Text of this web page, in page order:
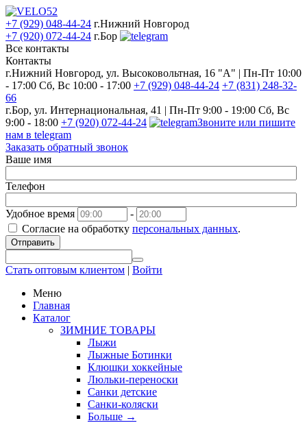
+7 (929) 048-44-24 г.Нижний Новгород
+7 (920) 072-44-24 г.Бор
Все контакты
Контакты
г.Нижний Новгород, ул. Высоковольтная, 16 "А" | Пн-Пт 10:00
- 17:00 Сб, Вс 10:00 - 17:00 +7 (929) 048-44-24 +7 (831) 248-32-
66
г.Бор, ул. Интернациональная, 41 | Пн-Пт 9:00 - 19:00 Сб, Вс
9:00 - 18:00 +7 (920) 072-44-24
Звоните или пишите
нам в telegram
Заказать обратный звонок
Ваше имя
Телефон
Удобное время
-
Согласие на обработку персональных данных.
Отправить
Стать оптовым клиентом | Войти
Меню
Главная
Каталог
ЗИМНИЕ ТОВАРЫ
Лыжи
Лыжные Ботинки
Клюшки хоккейные
Люльки-переноски
Санки детские
Санки-коляски
Больше →